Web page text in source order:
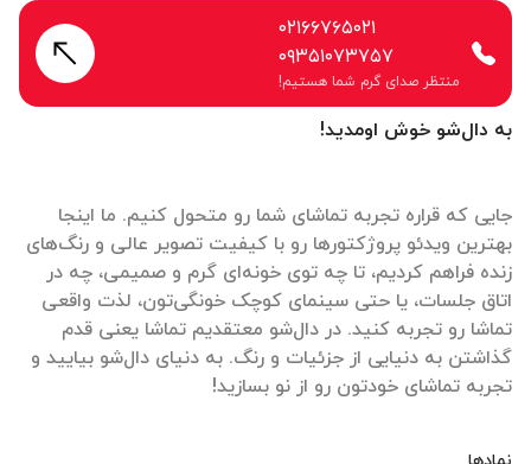
به دال‌شو خوش اومدید!
جایی که قراره تجربه تماشای شما رو متحول کنیم. ما اینجا
بهترین ویدئو پروژکتورها رو با کیفیت تصویر عالی و رنگ‌های
زنده فراهم کردیم، تا چه توی خونه‌ای گرم و صمیمی، چه در
اتاق جلسات، یا حتی سینمای کوچک خونگی‌تون، لذت واقعی
تماشا رو تجربه کنید. در دال‌شو معتقدیم تماشا یعنی قدم
گذاشتن به دنیایی از جزئیات و رنگ. به دنیای دال‌شو بیایید و
تجربه تماشای خودتون رو از نو بسازید!
۰۲۱۶۶۷۶۵۰۲۱
۰۹۳۵۱۰۷۳۷۵۷
منتظر صدای گرم شما هستیم!